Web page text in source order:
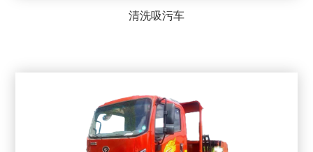
清洗吸污车